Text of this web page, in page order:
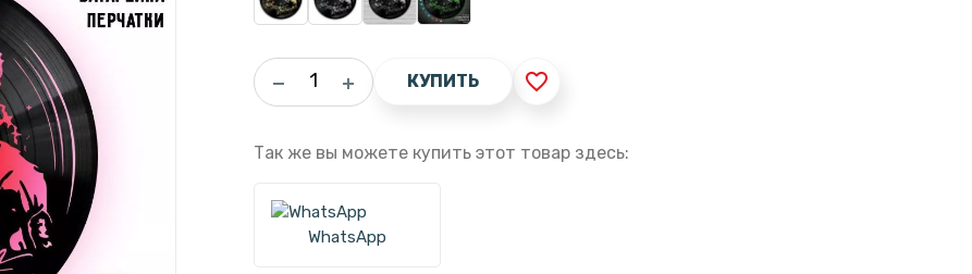
КУПИТЬ favorite_border
Так же вы можете купить этот товар здесь:
WhatsApp